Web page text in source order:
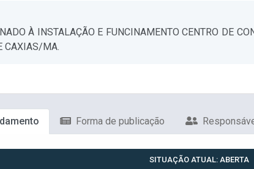
À INSTALAÇÃO E FUNCINAMENTO CENTRO DE
CAXIAS/MA.
Forma de publicação
SITUAÇÃO ATUAL: ABERTA